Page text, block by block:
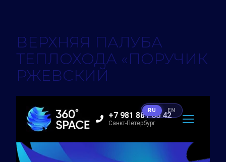
ВЕРХНЯЯ ПАЛУБА
ТЕПЛОХОДА «ПОРУЧИК
РЖЕВСКИЙ